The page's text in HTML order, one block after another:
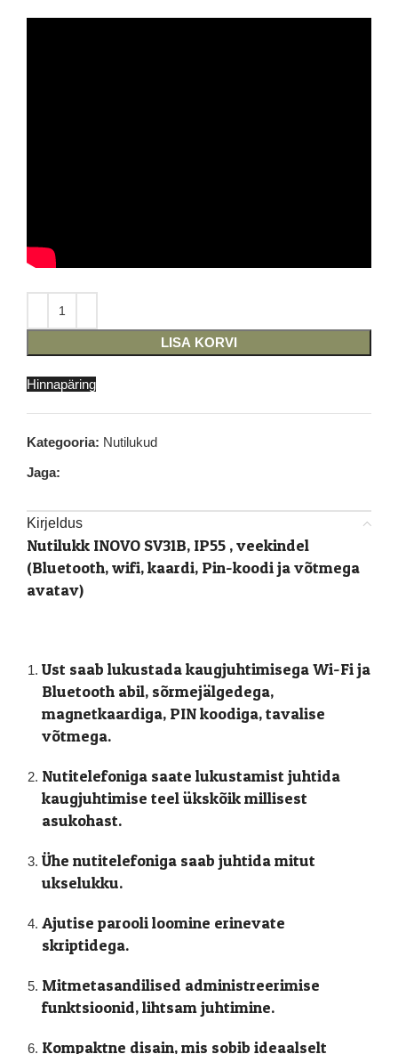
LISA KORVI
Hinnapäring
Kategooria: Nutilukud
Jaga:
Kirjeldus
Nutilukk INOVO SV31B, IP55 , veekindel
(Bluetooth, wifi, kaardi, Pin-koodi ja võtmega
avatav)
Ust saab lukustada kaugjuhtimisega Wi-Fi ja
Bluetooth abil, sõrmejälgedega,
magnetkaardiga, PIN koodiga, tavalise
võtmega.
Nutitelefoniga saate lukustamist juhtida
kaugjuhtimise teel ükskõik millisest
asukohast.
Ühe nutitelefoniga saab juhtida mitut
ukselukku.
Ajutise parooli loomine erinevate
skriptidega.
Mitmetasandilised administreerimise
funktsioonid, lihtsam juhtimine.
Kompaktne disain, mis sobib ideaalselt